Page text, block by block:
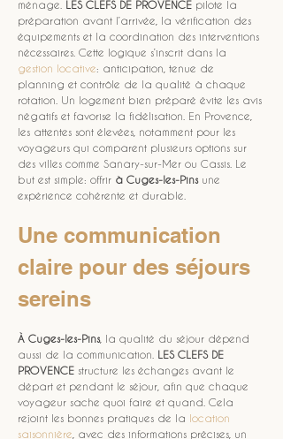
ménage. LES CLEFS DE PROVENCE pilote la
préparation avant l’arrivée, la vérification des
équipements et la coordination des interventions
nécessaires. Cette logique s’inscrit dans la
gestion locative: anticipation, tenue de
planning et contrôle de la qualité à chaque
rotation. Un logement bien préparé évite les avis
négatifs et favorise la fidélisation. En Provence,
les attentes sont élevées, notamment pour les
voyageurs qui comparent plusieurs options sur
des villes comme Sanary-sur-Mer ou Cassis. Le
but est simple: offrir à Cuges-les-Pins une
expérience cohérente et durable.
Une communication
claire pour des séjours
sereins
À Cuges-les-Pins, la qualité du séjour dépend
aussi de la communication. LES CLEFS DE
PROVENCE structure les échanges avant le
départ et pendant le séjour, afin que chaque
voyageur sache quoi faire et quand. Cela
rejoint les bonnes pratiques de la location
saisonnière , avec des informations précises, un